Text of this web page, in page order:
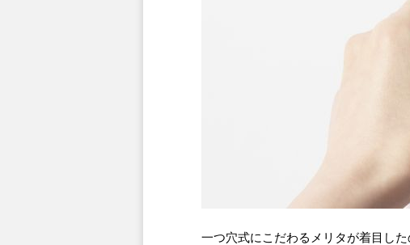
一つ穴式にこだわるメリタが着目し